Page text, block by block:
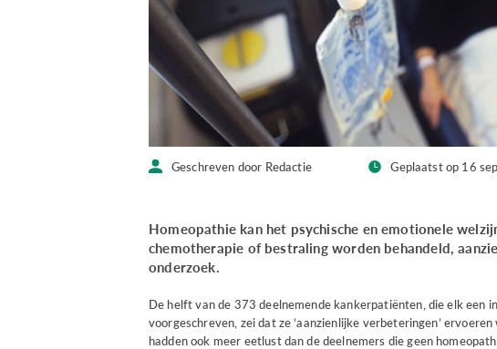
Geschreven door Redactie Geplaatst op 16
Homeopathie kan het psychische en emotionele
chemotherapie of bestraling worden behandeld,
onderzoek.
De helft van de 373 deelnemende kankerpatiënten, die elk een
voorgeschreven, zei dat ze ‘aanzienlijke verbeteringen’
hadden ook meer eetlust dan de deelnemers die geen